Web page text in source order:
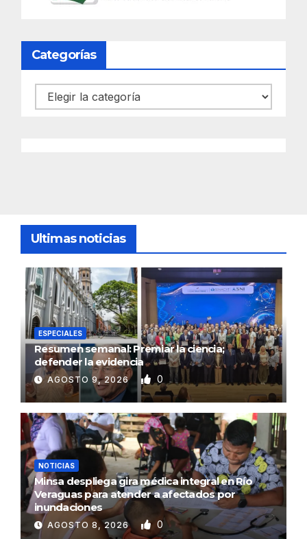
Categorías
Categorías
Ultimas noticias
ESPECIALES
Resumen semanal: Premiar la ciencia;
defender la evidencia
AGOSTO 9, 2026 0
NOTICIAS
Minsa despliega gira médica integral en Río
Veraguas para atender a afectados por
inundaciones
AGOSTO 8, 2026 0